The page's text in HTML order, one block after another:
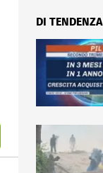
DI TENDENZA